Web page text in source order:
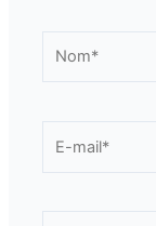
mail*